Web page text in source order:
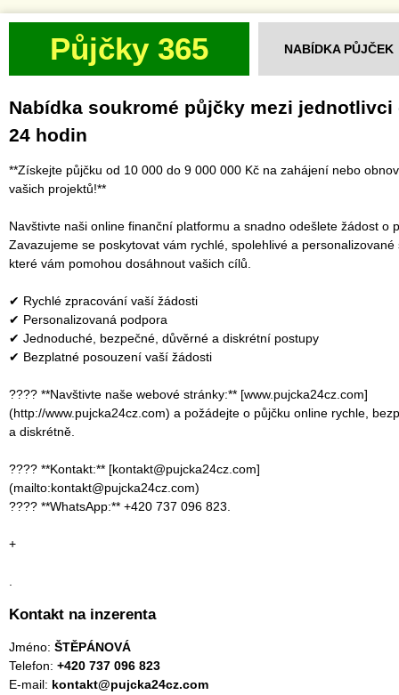
Půjčky 365 NABÍDKA PŮJČEK
Nabídka soukromé půjčky mezi jednotlivci
24 hodin
**Získejte půjčku od 10 000 do 9 000 000 Kč na zahájení nebo
vašich projektů!**
Navštivte naši online finanční platformu a snadno odešlete žádost o
Zavazujeme se poskytovat vám rychlé, spolehlivé a personalizované
které vám pomohou dosáhnout vašich cílů.
✔ Rychlé zpracování vaší žádosti
✔ Personalizovaná podpora
✔ Jednoduché, bezpečné, důvěrné a diskrétní postupy
✔ Bezplatné posouzení vaší žádosti
???? **Navštivte naše webové stránky:** [www.pujcka24cz.com]
(http://www.pujcka24cz.com) a požádejte o půjčku online rychle,
a diskrétně.
???? **Kontakt:** [kontakt@pujcka24cz.com]
(mailto:kontakt@pujcka24cz.com)
???? **WhatsApp:** +420 737 096 823.
+
Kontakt na inzerenta
Jméno: ŠTĚPÁNOVÁ
Telefon: +420 737 096 823
E-mail: kontakt@pujcka24cz.com